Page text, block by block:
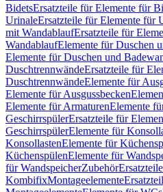
BidetsErsatzteile für Elemente für
UrinaleErsatzteile für Elemente für
mit WandablaufErsatzteile für
WandablaufElemente für Duschen
Elemente für Duschen und
DuschtrennwändeErsatzteile für
DuschtrennwändeElemente für
Elemente für Ausgussbecken
Elemente für ArmaturenElemente
GeschirrspülerErsatzteile für
GeschirrspülerElemente für
KonsollastenElemente für
KüchenspülenElemente für
für WandspeicherZubehör
KombifixMontageelemente